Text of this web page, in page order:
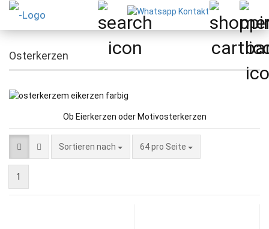
Osterkerzen
Ob Eierkerzen oder Motivosterkerzen
Sortieren nach
Sortieren nach 64 pro Seite
pro Seite
1